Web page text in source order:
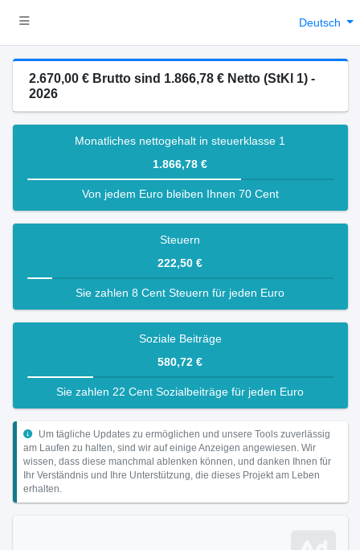
Deutsch
2.670,00 € Brutto sind 1.866,78 € Netto (StKl 1) -
2026
Monatliches nettogehalt in steuerklasse 1
1.866,78 €
Von jedem Euro bleiben Ihnen 70 Cent
Steuern
222,50 €
Sie zahlen 8 Cent Steuern für jeden Euro
Soziale Beiträge
580,72 €
Sie zahlen 22 Cent Sozialbeiträge für jeden Euro
Um tägliche Updates zu ermöglichen und unsere Tools zuverlässig
am Laufen zu halten, sind wir auf einige Anzeigen angewiesen. Wir
wissen, dass diese manchmal ablenken können, und danken Ihnen für
Ihr Verständnis und Ihre Unterstützung, die dieses Projekt am Leben
erhalten.